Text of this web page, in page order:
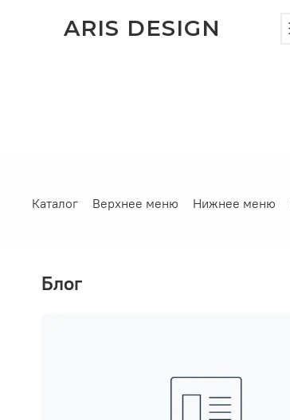
ARIS DESIGN
Каталог Верхнее меню Нижнее меню
Блог